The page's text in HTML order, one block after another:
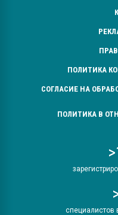
ПОЛИТИКА
СОГЛАСИЕ НА
ПОЛИТИКА В